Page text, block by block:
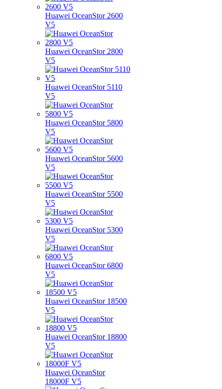
Huawei OceanStor 2600
V5
Huawei OceanStor 2800
V5
Huawei OceanStor 5110
V5
Huawei OceanStor 5800
V5
Huawei OceanStor 5600
V5
Huawei OceanStor 5500
V5
Huawei OceanStor 5300
V5
Huawei OceanStor 6800
V5
Huawei OceanStor 18500
V5
Huawei OceanStor 18800
V5
Huawei OceanStor
18000F V5